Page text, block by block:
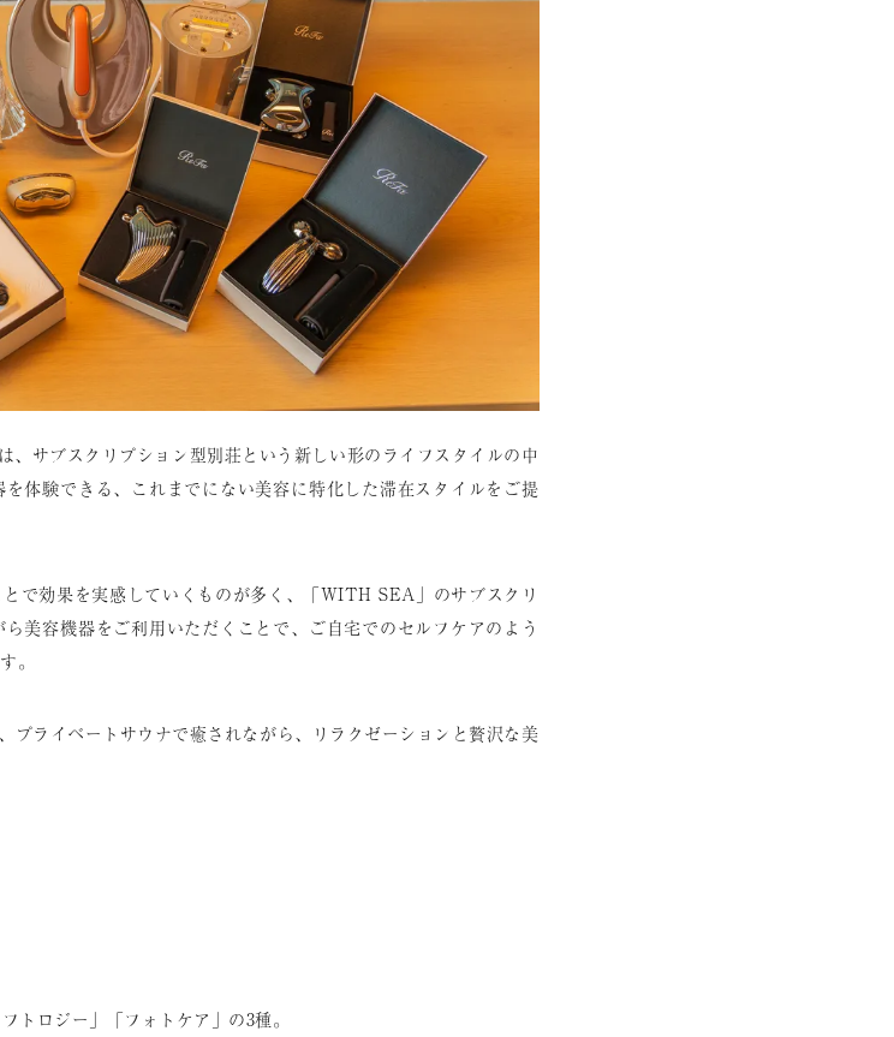
サブスクリプション型別荘という新しい形のライフスタイルの中
体験できる、これまでにない美容に特化した滞在スタイルをご提
で効果を実感していくものが多く、「WITH SEA」のサブスクリ
美容機器をご利用いただくことで、ご自宅でのセルフケアのよう
。
プライベートサウナで癒されながら、リラクゼーションと贅沢な美
トロジー」「フォトケア」の3種。